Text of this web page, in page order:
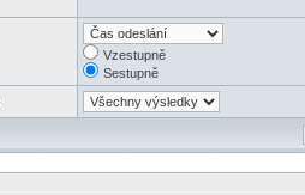
Vzestupně
Sestupně